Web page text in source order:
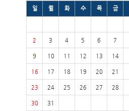
일 월 화 수 목 금
2 3 4 5 6 7
9 10 11 12 13 14
16 17 18 19 20 21
23 24 25 26 27 28
30 31